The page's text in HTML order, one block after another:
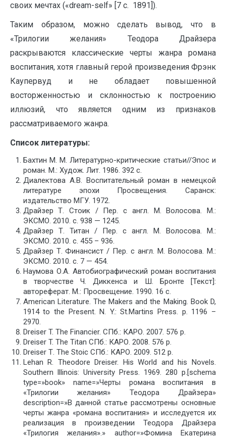
своих мечтах («dream-self» [7 c. 1891]).
Таким образом, можно сделать вывод, что в
«Трилогии желания» Теодора Драйзера
раскрываются классические черты жанра романа
воспитания, хотя главный герой произведения Фрэнк
Каупервуд и не обладает повышенной
восторженностью и склонностью к построению
иллюзий, что является одним из признаков
рассматриваемого жанра.
Список литературы:
Бахтин М. М. Литературно-критические статьи//Эпос и
роман. М.: Худож. Лит. 1986. 392 с.
Диалектова А.В. Воспитательный роман в немецкой
литературе эпохи Просвещения. Саранск:
издательство МГУ. 1972.
Драйзер Т. Стоик / Пер. с англ. М. Волосова. М.:
ЭКСМО. 2010. с. 938 — 1245.
Драйзер Т. Титан / Пер. с англ. М. Волосова. М.:
ЭКСМО. 2010. с. 455 – 936.
Драйзер Т. Финансист / Пер. с англ. М. Волосова. М.:
ЭКСМО. 2010. с. 7 — 454.
Наумова О.А. Автобиографический роман воспитания
в творчестве Ч. Диккенса и Ш. Бронте [Текст]:
автореферат. М.: Просвещение. 1990. 16 с.
American Literature. The Makers and the Making. Book D,
1914 to the Present. N. Y.: St.Martins Press. p. 1196 –
2970.
Dreiser T. The Financier. СПб.: КАРО. 2007. 576 p.
Dreiser T. The Titan СПб.: КАРО. 2008. 576 р.
Dreiser Т. The Stoic СПб.: КАРО. 2009. 512 р.
Lehan R. Theodore Dreiser. His World and his Novels.
Southern Illinois: University Press. 1969. 280 p.[schema
type=»book» name=»Черты романа воспитания в
«Трилогии желания» Теодора Драйзера»
description=»В данной статье рассмотрены основные
черты жанра «романа воспитания» и исследуется их
реализация в произведении Теодора Драйзера
«Трилогия желания».» author=»Фомина Екатерина